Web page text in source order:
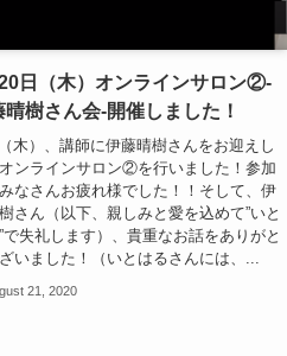
日（木）オンラインサロン②-
晴樹さん会-開催しました！
木）、講師に伊藤晴樹さんをお迎えし
ンラインサロン②を行いました！参加
なさんお疲れ様でした！！そして、伊
さん（以下、親しみと愛を込めて”いと
で失礼します）、貴重なお話をありがと
いました！（いとはるさんには、...
21, 2020